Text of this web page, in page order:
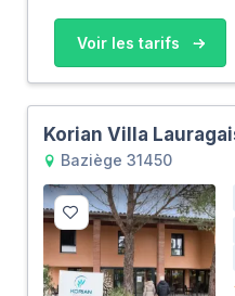
Voir les tarifs
Korian Villa
Baziège 31450